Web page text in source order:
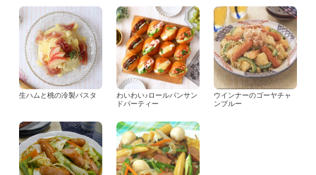
生ハムと桃の冷製パスタ
わいわい♪ロールパンサン
ドパーティー
ウインナーのゴーヤチャ
ンプルー